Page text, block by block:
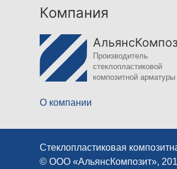
Компания
Производитель
стеклопластиковой
композитной арматуры
О компании
Стеклопластиковая
© ООО «АльянсКомпозит»,